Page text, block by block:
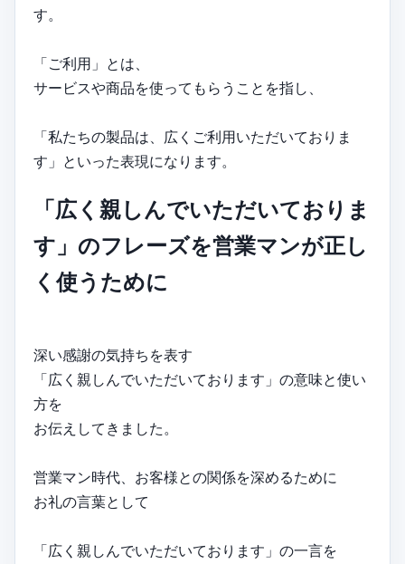
す。
「ご利用」とは、
サービスや商品を使ってもらうことを指し、
「私たちの製品は、広くご利用いただいておりま
す」といった表現になります。
「広く親しんでいただいておりま
す」のフレーズを営業マンが正し
く使うために
深い感謝の気持ちを表す
「広く親しんでいただいております」の意味と使い
方を
お伝えしてきました。
営業マン時代、お客様との関係を深めるために
お礼の言葉として
「広く親しんでいただいております」の一言を